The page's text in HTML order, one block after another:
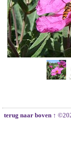
terug naar boven ↑